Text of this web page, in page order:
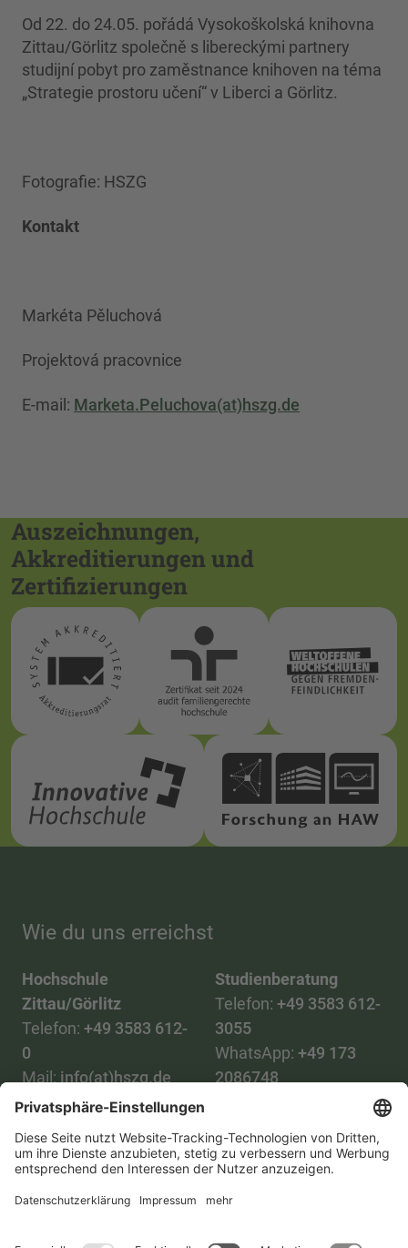
Od 22. do 24.05. pořádá Vysokoškolská knihovna
Zittau/Görlitz společně s libereckými partnery
studijní pobyt pro zaměstnance knihoven na téma
„Strategie prostoru učení“ v Liberci a Görlitz.
Fotografie: HSZG
Kontakt
Markéta Pěluchová
Projektová pracovnice
E-mail: Marketa.Peluchova(at)hszg.de
Auszeichnungen,
Akkreditierungen und
Zertifizierungen
Wie du uns erreichst
Hochschule
Zittau/Görlitz
Telefon: +49 3583 612-
0
Mail: info(at)hszg.de
Studienberatung
Telefon: +49 3583 612-
3055
WhatsApp: +49 173
2086748
Alle StudiengängeDatenschutz
ImpressumBarrierefreiheit Presse